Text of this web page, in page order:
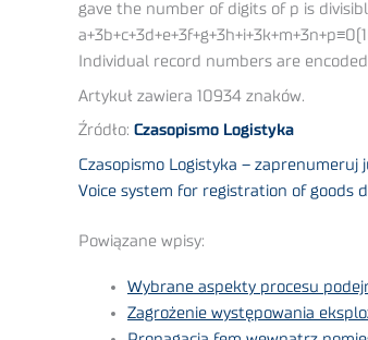
gave the number of digits of p is
Individual record numbers are
Artykuł zawiera 10934 znaków.
Źródło: Czasopismo Logistyka
Czasopismo Logistyka – zaprenumeruj
Voice system for registration of goods
Powiązane wpisy:
Wybrane aspekty procesu
Zagrożenie występowania